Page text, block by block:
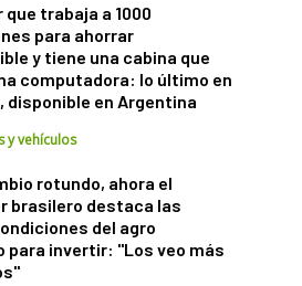
trabaja a 1000
para ahorrar
y tiene una cabina que
computadora: lo último en
disponible en Argentina
y vehículos
rotundo, ahora el
brasilero destaca las
del agro
para invertir: "Los veo más